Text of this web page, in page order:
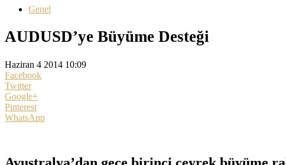
Genel
AUDUSD’ye Büyüme Desteği
Haziran 4 2014 10:09
Facebook
Twitter
Google+
Pinterest
WhatsApp